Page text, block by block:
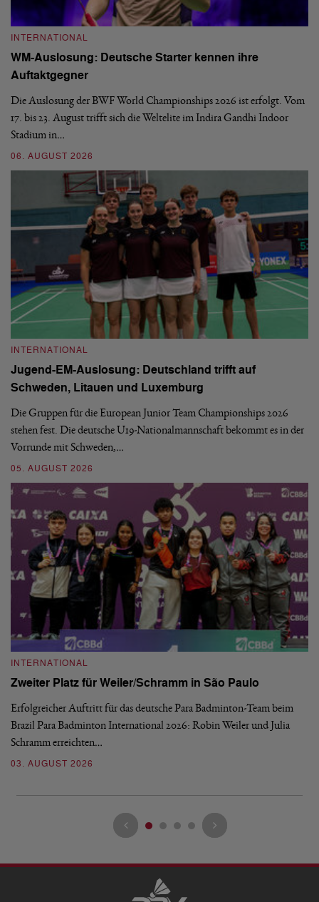
INTERNATIONAL
WM-Auslosung: Deutsche Starter kennen ihre
Auftaktgegner
Die Auslosung der BWF World Championships 2026 ist erfolgt. Vom
17. bis 23. August trifft sich die Weltelite im Indira Gandhi Indoor
Stadium in…
06. AUGUST 2026
INTERNATIONAL
Jugend-EM-Auslosung: Deutschland trifft auf
Schweden, Litauen und Luxemburg
Die Gruppen für die European Junior Team Championships 2026
stehen fest. Die deutsche U19-Nationalmannschaft bekommt es in der
Vorrunde mit Schweden,…
05. AUGUST 2026
INTERNATIONAL
Zweiter Platz für Weiler/Schramm in São Paulo
Erfolgreicher Auftritt für das deutsche Para Badminton-Team beim
Brazil Para Badminton International 2026: Robin Weiler und Julia
Schramm erreichten…
03. AUGUST 2026